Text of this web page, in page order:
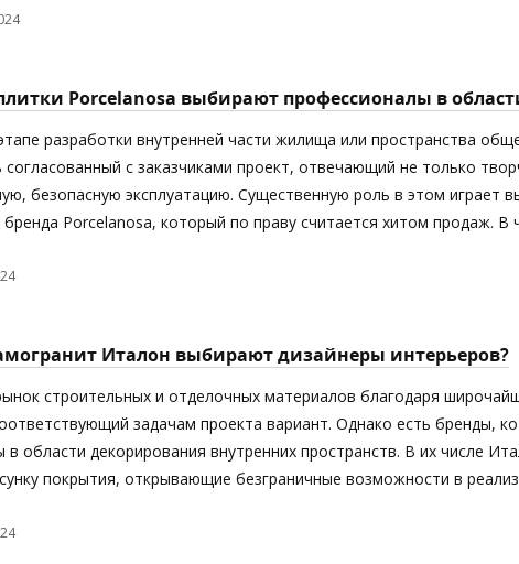
Porcelanosa выбирают профессионалы в
разработки внутренней части жилища или пространства
согласованный с заказчиками проект, отвечающий не только
безопасную эксплуатацию. Существенную роль в этом играет
Porcelanosa, который по праву считается хитом продаж. В
Италон выбирают дизайнеры интерьеров?
строительных и отделочных материалов благодаря
задачам проекта вариант. Однако есть бренды,
области декорирования внутренних пространств. В их числе
покрытия, открывающие безграничные возможности в